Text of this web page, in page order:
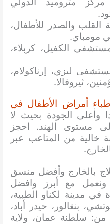
القلب والصدر للأطفال،
مومباي.
الكفيل، كربلاء،
ليزي، إرناكولام،
ثيروفالا.
أمراض الأطفال في
وأعلى الجودة بحيث لا
مستوى الهند. احجز
خالية من المتاعب عبر
بالخارج وأفضل منسق
مع أبرز وافضل
مدينة لكناو الطبية،
بنغالور، حيدر أباد،
سلطنة عمان، ولاية